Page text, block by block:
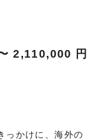
2,110,000 円
っかけに、海外の